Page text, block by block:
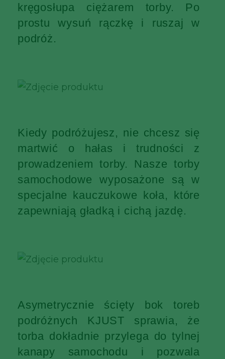
kręgosłupa ciężarem torby. Po
prostu wysuń rączkę i ruszaj w
podróż.
Kiedy podróżujesz, nie chcesz się
martwić o hałas i trudności z
prowadzeniem torby. Nasze torby
samochodowe wyposażone są w
specjalne kauczukowe koła, które
zapewniają gładką i cichą jazdę.
Asymetrycznie ścięty bok toreb
podróżnych KJUST sprawia, że
torba dokładnie przylega do tylnej
kanapy samochodu i pozwala